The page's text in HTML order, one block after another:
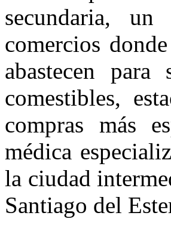
secundaria,
comercios
abastecen para
comestibles,
compras más
médica
la ciudad
Santiago del